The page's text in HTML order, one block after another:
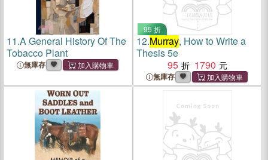
11.A General History Of The
Tobacco Plant
無庫存
95 折
12.Murray, How to Write a
Thesis 5e
95
1790
無庫存